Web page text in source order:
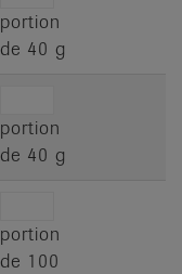
portion
de 40 g
portion
de 40 g
portion
de 100